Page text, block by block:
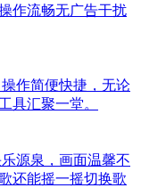
作流畅无广告干扰
作简便快捷，无论
具汇聚一堂。
源泉，画面温馨不
还能摇一摇切换歌